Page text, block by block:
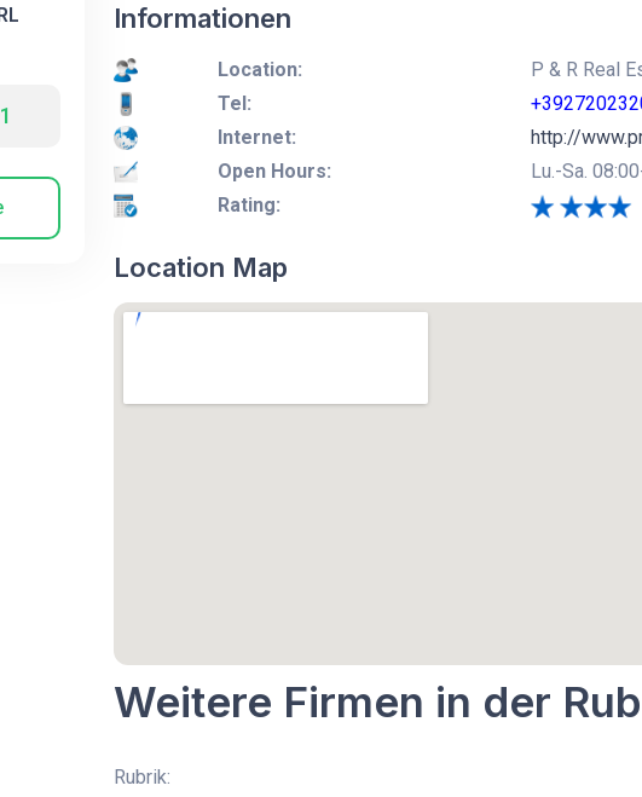
Informationen
Location:
P & R Real
Tel:
Internet:
http://
Open Hours:
Lu.-Sa.
Rating:
Location Map
Weitere Firmen in der
Rubrik: